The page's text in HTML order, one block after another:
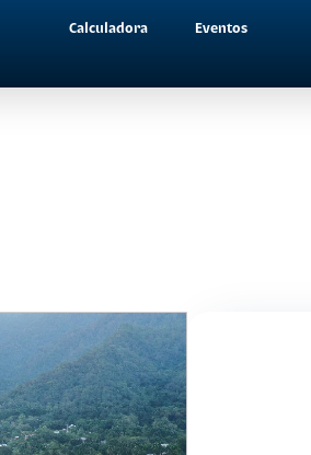
Calculadora Eventos